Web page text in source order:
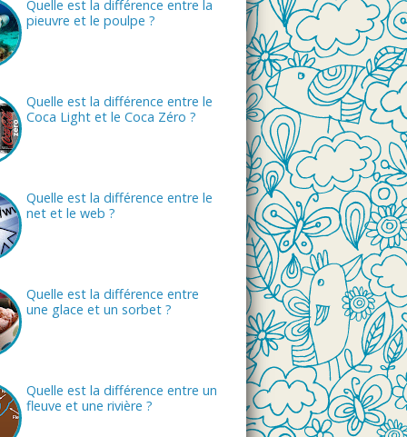
Quelle est la différence entre la
pieuvre et le poulpe ?
Quelle est la différence entre le
Coca Light et le Coca Zéro ?
Quelle est la différence entre le
net et le web ?
Quelle est la différence entre
une glace et un sorbet ?
Quelle est la différence entre un
fleuve et une rivière ?